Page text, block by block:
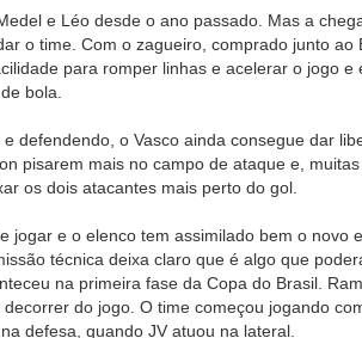
e Léo desde o ano passado. Mas a
o time. Com o zagueiro, comprado junto ao
para romper linhas e acelerar o jogo e
bola.
defendendo, o Vasco ainda consegue dar
pisarem mais no campo de ataque e, muitas
os dois atacantes mais perto do gol.
jogar e o elenco tem assimilado bem o novo
técnica deixa claro que é algo que
na primeira fase da Copa do Brasil.
do jogo. O time começou jogando
defesa, quando JV atuou na lateral.